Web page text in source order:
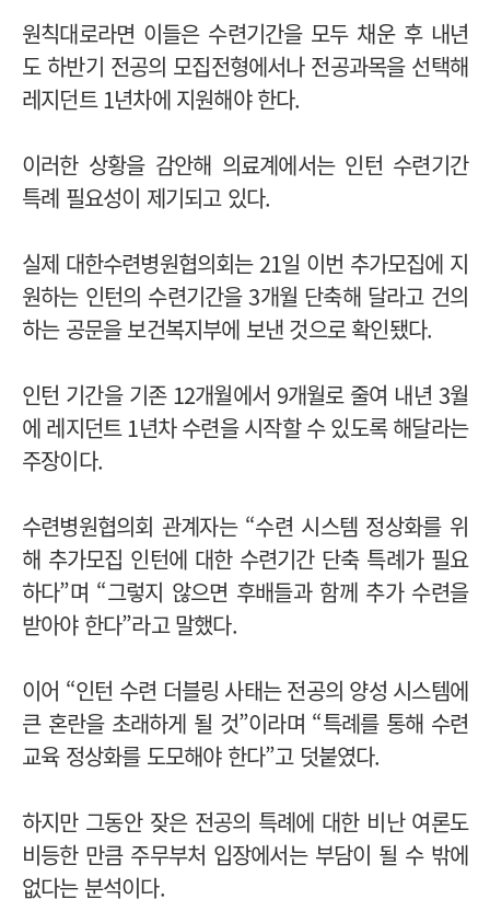
원칙대로라면 이들은 수련기간을 모두 채운 후 내년
도 하반기 전공의 모집전형에서나 전공과목을 선택해
레지던트 1년차에 지원해야 한다.
이러한 상황을 감안해 의료계에서는 인턴 수련기간
특례 필요성이 제기되고 있다.
실제 대한수련병원협의회는 21일 이번 추가모집에 지
원하는 인턴의 수련기간을 3개월 단축해 달라고 건의
하는 공문을 보건복지부에 보낸 것으로 확인됐다.
인턴 기간을 기존 12개월에서 9개월로 줄여 내년 3월
에 레지던트 1년차 수련을 시작할 수 있도록 해달라는
주장이다.
수련병원협의회 관계자는 “수련 시스템 정상화를 위
해 추가모집 인턴에 대한 수련기간 단축 특례가 필요
하다”며 “그렇지 않으면 후배들과 함께 추가 수련을
받아야 한다”라고 말했다.
이어 “인턴 수련 더블링 사태는 전공의 양성 시스템에
큰 혼란을 초래하게 될 것”이라며 “특례를 통해 수련
교육 정상화를 도모해야 한다”고 덧붙였다.
하지만 그동안 잦은 전공의 특례에 대한 비난 여론도
비등한 만큼 주무부처 입장에서는 부담이 될 수 밖에
없다는 분석이다.